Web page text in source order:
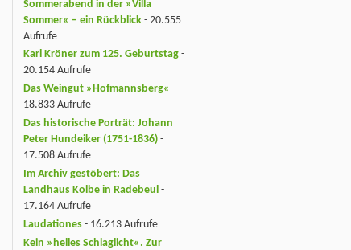
Sommerabend in der »Villa
Sommer« – ein Rückblick - 20.555
Aufrufe
Karl Kröner zum 125. Geburtstag -
20.154 Aufrufe
Das Weingut »Hofmannsberg« -
18.833 Aufrufe
Das historische Porträt: Johann
Peter Hundeiker (1751-1836) -
17.508 Aufrufe
Im Archiv gestöbert: Das
Landhaus Kolbe in Radebeul -
17.164 Aufrufe
Laudationes - 16.213 Aufrufe
Kein »helles Schlaglicht«. Zur